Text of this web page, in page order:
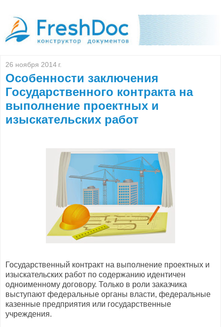
26 ноября 2014 г.
Особенности заключения
Государственного контракта на
выполнение проектных и
изыскательских работ
Государственный контракт на выполнение проектных и
изыскательских работ по содержанию идентичен
одноименному договору. Только в роли заказчика
выступают федеральные органы власти, федеральные
казенные предприятия или государственные
учреждения.